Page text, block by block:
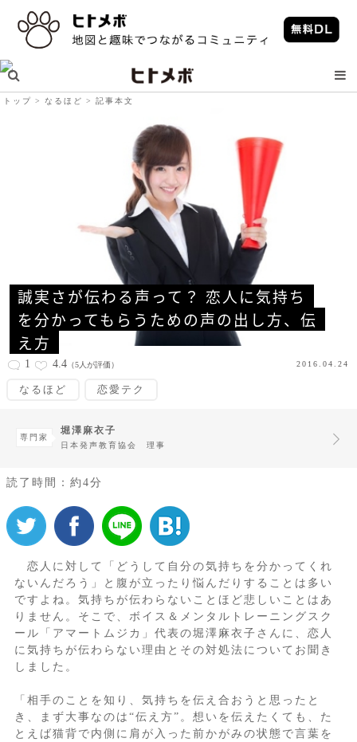
トップ なるほど 記事本文
誠実さが伝わる声って？ 恋人に気持ち
を分かってもらうための声の出し方、伝
え方
1 4.4 （5人が評価） 2016.04.24
なるほど 恋愛テク
専門家
堀澤麻衣子
日本発声教育協会 理事
読了時間：約4分
恋人に対して「どうして自分の気持ちを分かってくれ
ないんだろう」と腹が立ったり悩んだりすることは多い
ですよね。気持ちが伝わらないことほど悲しいことはあ
りません。そこで、ボイス＆メンタルトレーニングスク
ール「アマートムジカ」代表の堀澤麻衣子さんに、恋人
に気持ちが伝わらない理由とその対処法についてお聞き
しました。
「相手のことを知り、気持ちを伝え合おうと思ったと
き、まず大事なのは“伝え方”。想いを伝えたくても、た
とえば猫背で内側に肩が入った前かがみの状態で言葉を